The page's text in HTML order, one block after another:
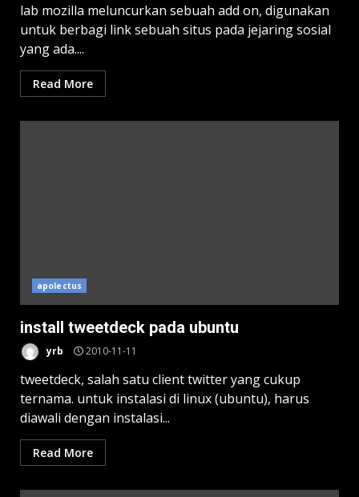
lab mozilla meluncurkan sebuah add on, digunakan
untuk berbagi link sebuah situs pada jejaring sosial
yang ada....
Read More
apolectus
install tweetdeck pada ubuntu
yrb 2010-11-11
tweetdeck, salah satu client twitter yang cukup
ternama. untuk instalasi di linux (ubuntu), harus
diawali dengan instalasi...
Read More